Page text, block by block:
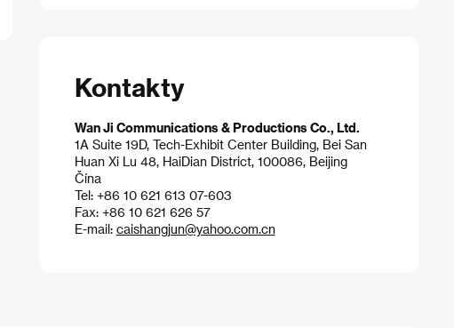
Kontakty
Wan Ji Communications & Productions Co., Ltd.
1A Suite 19D, Tech-Exhibit Center Building, Bei San
Huan Xi Lu 48, HaiDian District, 100086, Beijing
Čína
Tel: +86 10 621 613 07-603
Fax: +86 10 621 626 57
E-mail: caishangjun@yahoo.com.cn